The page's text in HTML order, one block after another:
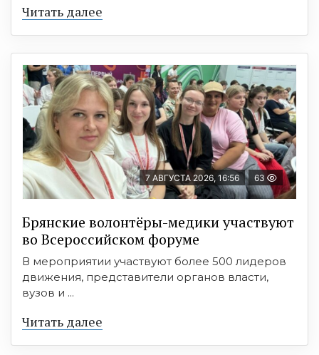
Читать далее
7 АВГУСТА 2026, 16:56 63
Брянские волонтёры-медики участвуют
во Всероссийском форуме
В мероприятии участвуют более 500 лидеров
движения, представители органов власти,
вузов и ...
Читать далее